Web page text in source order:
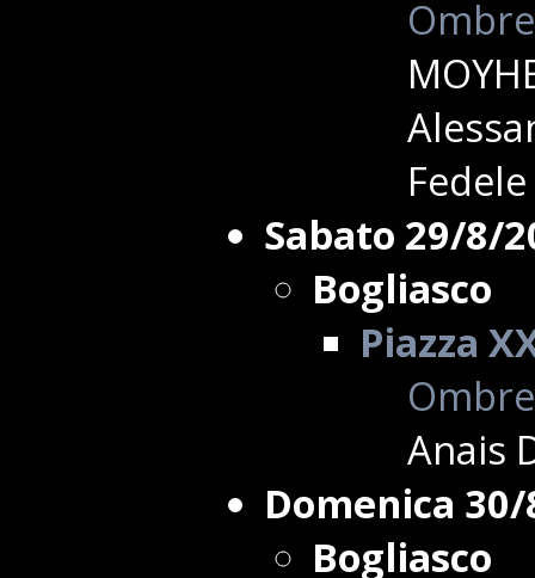
Sabato 29/8/
Bogliasco
Piazza
Anais
Domenica
Bogliasco